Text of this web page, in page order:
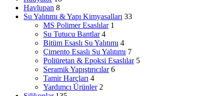
Havlupan 8
Su Yalıtımı & Yapı Kimyasalları 33
MS Polimer Esaslılar 1
Su Tutucu Bantlar 4
Bitüm Esaslı Su Yalıtımı 4
Çimento Esaslı Su Yalıtımı 7
Poliüretan & Epoksi Esaslılar 5
Seramik Yapıştırıcılar 6
Tamir Harçları 4
Yardımcı Ürünler 2